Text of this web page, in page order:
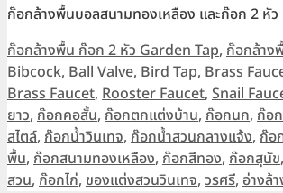
ก๊อกล้างพื้นบอลสนามทองเหลือง และก๊อก 2 หั
Categories
ก๊อกล้างพื้น ก๊อก 2 หัว Garden Tap, ก๊อกล้าง
Bibcock, Ball Valve, Bird Tap, Brass
Brass Faucet, Rooster Faucet, Snail
ยาว, ก๊อกคอสั้น, ก๊อกตกแต่งบ้าน, ก๊อกนก, ก๊อ
สไตล์, ก๊อกน้ำวินเทจ, ก๊อกน้ำสวนกลางแจ้ง, ก๊อ
พื้น, ก๊อกสนามทองเหลือง, ก๊อกสีทอง, ก๊อกสุนัข,
สวน, ก๊อกไก่, ของแต่งสวนวินเทจ, วรศรี, อ่างล้